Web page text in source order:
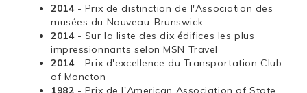
2014 - Prix de distinction de l'Association des
musées du Nouveau-Brunswick
2014 - Sur la liste des dix édifices les plus
impressionnants selon MSN Travel
2014 - Prix d'excellence du Transportation Club
of Moncton
1982 - Prix de l'American Association of State